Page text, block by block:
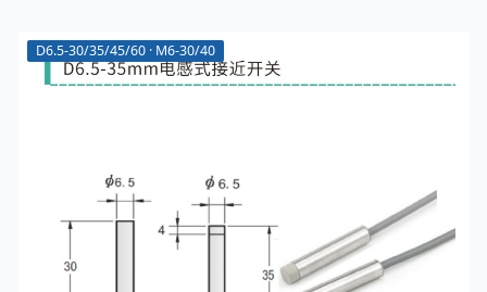
D6.5-30/35/45/60 · M6-30/40